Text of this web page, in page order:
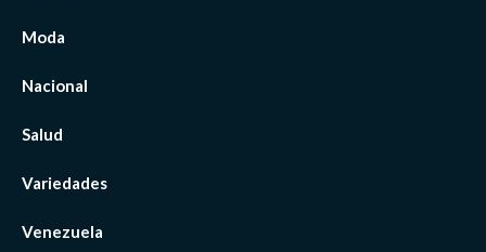
Moda
Nacional
Salud
Variedades
Venezuela